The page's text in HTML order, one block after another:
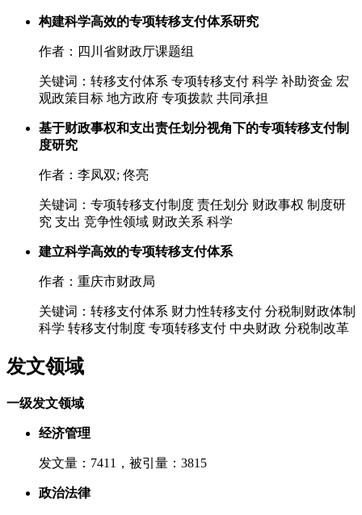
构建科学高效的专项转移支付体系研究
作者：四川省财政厅课题组
关键词：转移支付体系 专项转移支付 科学 补助资金 宏
观政策目标 地方政府 专项拨款 共同承担
基于财政事权和支出责任划分视角下的专项转移支付制
度研究
作者：李凤双; 佟亮
关键词：专项转移支付制度 责任划分 财政事权 制度研
究 支出 竞争性领域 财政关系 科学
建立科学高效的专项转移支付体系
作者：重庆市财政局
关键词：转移支付体系 财力性转移支付 分税制财政体制
科学 转移支付制度 专项转移支付 中央财政 分税制改革
发文领域
一级发文领域
经济管理
发文量：7411，被引量：3815
政治法律